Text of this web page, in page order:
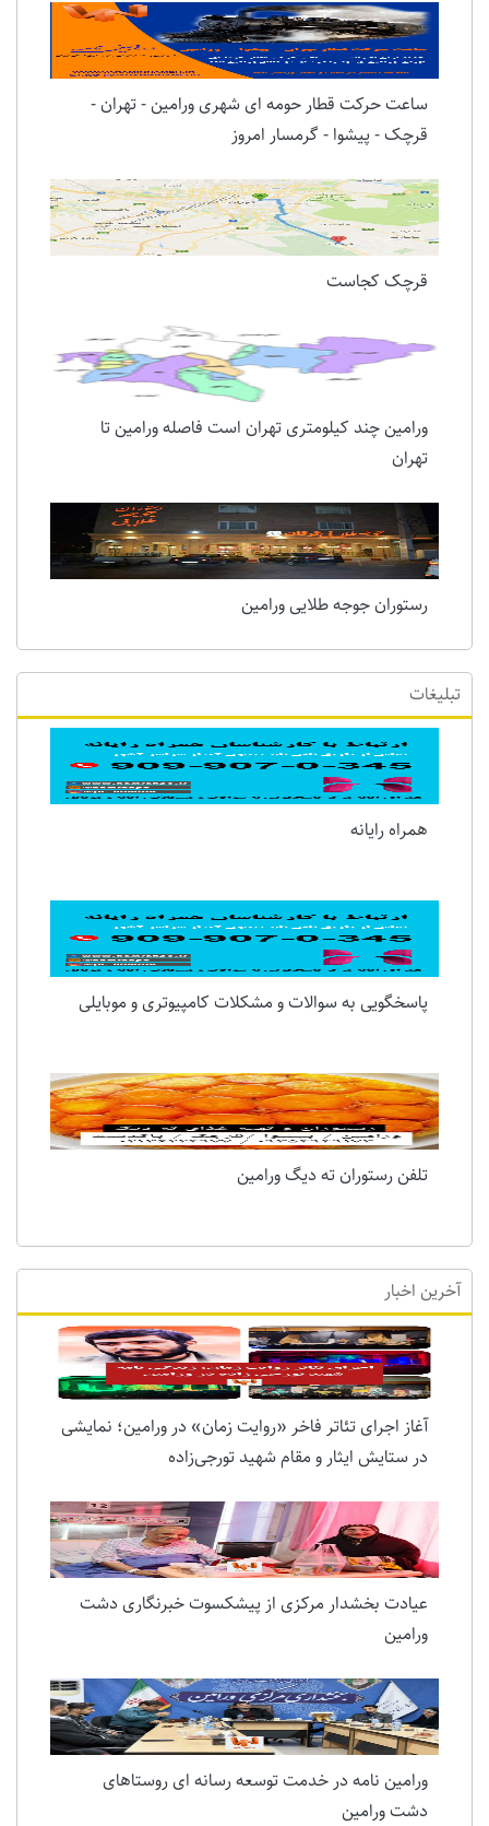
ساعت حرکت قطار حومه ای شهری ورامین - تهران -
قرچک - پیشوا - گرمسار امروز
قرچک کجاست
ورامین چند کیلومتری تهران است فاصله ورامین تا
تهران
رستوران جوجه طلایی ورامین
تبلیغات
همراه رایانه
پاسخگویی به سوالات و مشکلات کامپیوتری و موبایلی
تلفن رستوران ته دیگ ورامین
آخرین اخبار
آغاز اجرای تئاتر فاخر «روایت زمان» در ورامین؛ نمایشی
در ستایش ایثار و مقام شهید تورجی‌زاده
عیادت بخشدار مرکزی از پیشکسوت خبرنگاری دشت
ورامین
ورامین نامه در خدمت توسعه رسانه ای روستاهای
دشت ورامین